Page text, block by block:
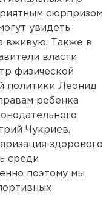
сюрпризом
увидеть
вживую. Также в
власти
физической
политики Леонид
ребенка
Чукриев.
здорового
среди
поэтому мы